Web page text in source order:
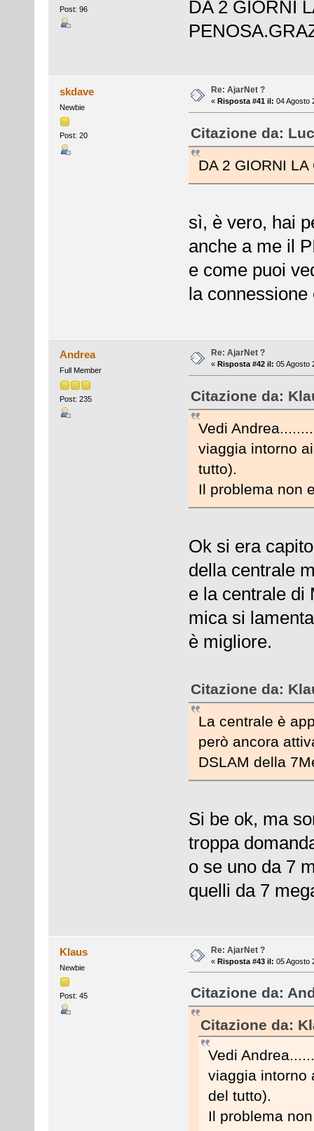
Post: 96
DA 2 GIORNI
skdave
Newbie
Post: 20
Re: AjarNet ?
« Risposta #41 il: 04 Agosto
Citazione da:
DA 2 GIORNI
sì, è vero, hai
anche a me il
e come puoi
la
Andrea
Full Member
Post: 235
Re: AjarNet ?
« Risposta #42 il: 05 Agosto
Citazione da:
Vedi
viaggia intorno
tutto).
Il problema non
Ok si era
della centrale
e la centrale di
mica si
è migliore.
Citazione da:
La centrale è
però ancora
DSLAM della
Si be ok, ma
troppa
o se uno da 7
quelli da 7
Klaus
Newbie
Post: 45
Re: AjarNet ?
« Risposta #43 il: 05 Agosto
Citazione da:
Citazione da:
Vedi
viaggia intorno
del tutto).
Il problema